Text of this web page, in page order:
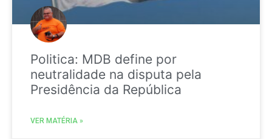
Politica: MDB define por
neutralidade na disputa pela
Presidência da República
VER MATÉRIA »